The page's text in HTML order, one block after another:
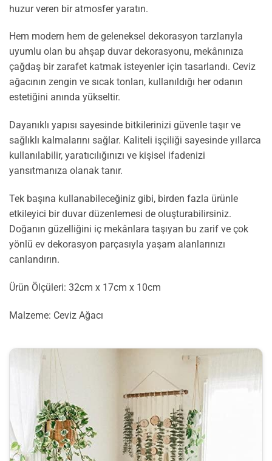
huzur veren bir atmosfer yaratın.
Hem modern hem de geleneksel dekorasyon tarzlarıyla
uyumlu olan bu ahşap duvar dekorasyonu, mekânınıza
çağdaş bir zarafet katmak isteyenler için tasarlandı. Ceviz
ağacının zengin ve sıcak tonları, kullanıldığı her odanın
estetiğini anında yükseltir.
Dayanıklı yapısı sayesinde bitkilerinizi güvenle taşır ve
sağlıklı kalmalarını sağlar. Kaliteli işçiliği sayesinde yıllarca
kullanılabilir, yaratıcılığınızı ve kişisel ifadenizi
yansıtmanıza olanak tanır.
Tek başına kullanabileceğiniz gibi, birden fazla ürünle
etkileyici bir duvar düzenlemesi de oluşturabilirsiniz.
Doğanın güzelliğini iç mekânlara taşıyan bu zarif ve çok
yönlü ev dekorasyon parçasıyla yaşam alanlarınızı
canlandırın.
Ürün Ölçüleri: 32cm x 17cm x 10cm
Malzeme: Ceviz Ağacı